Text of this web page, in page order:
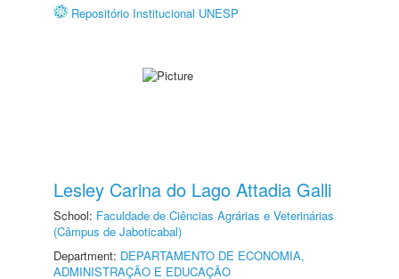
Repositório Institucional UNESP
Lesley Carina do Lago Attadia Galli
School: Faculdade de Ciências Agrárias e Veterinárias
(Câmpus de Jaboticabal)
Department: DEPARTAMENTO DE ECONOMIA,
ADMINISTRAÇÃO E EDUCAÇÃO